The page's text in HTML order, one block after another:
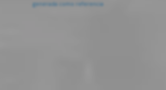
generada como referencia